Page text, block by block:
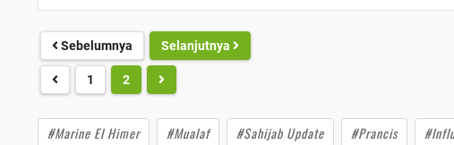
Sebelumnya Selanjutnya
1 2
#Marine El Himer #Mualaf #Sahijab Update #Prancis